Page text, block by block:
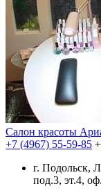
Салон красоты
+7 (4967) 55-59-85
г. Подольск,
под.3, эт.4,